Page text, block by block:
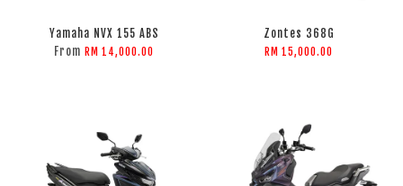
Yamaha NVX 155 ABS
FromRM 14,000.00
Zontes 368G
RM 15,000.00